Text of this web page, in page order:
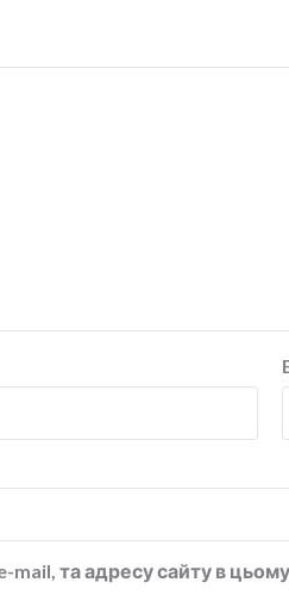
mail, та адресу сайту в